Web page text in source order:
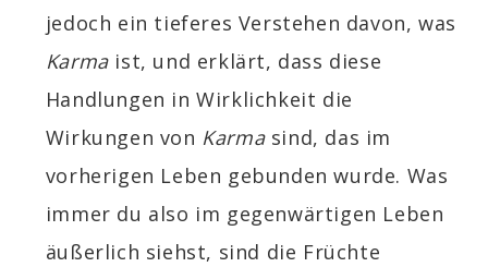
jedoch ein tieferes Verstehen davon, was
Karmaist, und erklärt, dass diese
Handlungen in Wirklichkeit die
Wirkungen von Karmasind, das im
vorherigen Leben gebunden wurde. Was
immer du also im gegenwärtigen Leben
äußerlich siehst, sind die Früchte